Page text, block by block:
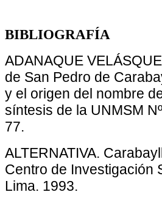
BIBLIOGRAFÍA
ADANAQUE
de San Pedro de
y el origen del nombre
síntesis de la UNMSM
77.
ALTERNATIVA.
Centro de Investigación
Lima. 1993.